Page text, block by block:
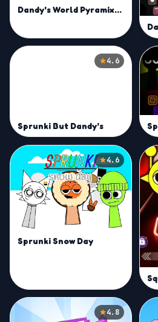
Dandy's World Pyramixed Edition
4.6
Sprunki But Dandy’s
4.6
Sprunki Snow Day
4.8